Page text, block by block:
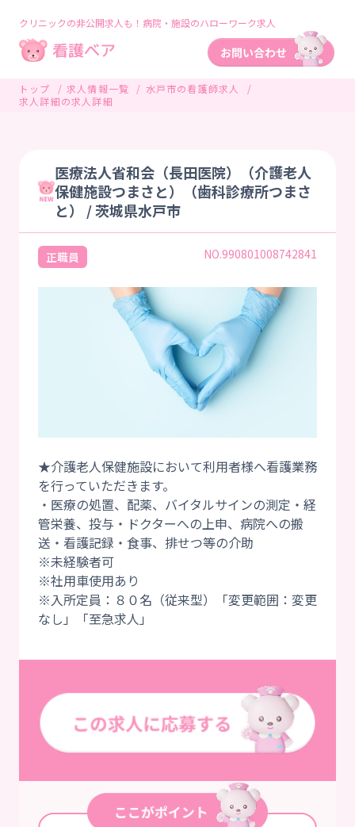
クリニックの非公開求人も！病院・施設のハローワーク求人
トップ 求人情報一覧
水戸市の看護師求人
求人詳細の求人詳細
医療法人省和会（長田医院）（介護老人
保健施設つまさと）（歯科診療所つまさ
と） / 茨城県水戸市
正職員 NO.990801008742841
★介護老人保健施設において利用者様へ看護業務
を行っていただきます。
・医療の処置、配薬、バイタルサインの測定・経
管栄養、投与・ドクターへの上申、病院への搬
送・看護記録・食事、排せつ等の介助
※未経験者可
※社用車使用あり
※入所定員：８０名（従来型）「変更範囲：変更